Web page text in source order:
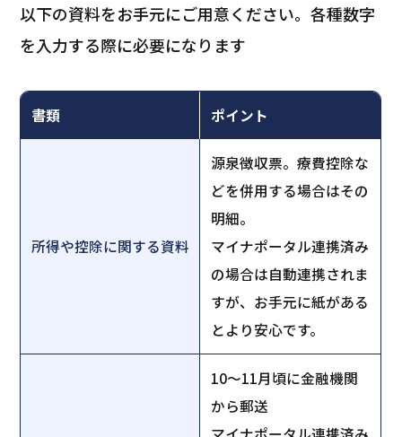
以下の資料をお手元にご用意ください。各種数字
を入力する際に必要になります
書類 ポイント
所得や控除に関する資料
源泉徴収票。療費控除な
どを併用する場合はその
明細。
マイナポータル連携済み
の場合は自動連携されま
すが、お手元に紙がある
とより安心です。
10〜11月頃に金融機関
から郵送